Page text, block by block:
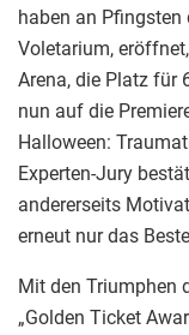
haben an Pfingsten
Voletarium,
Arena, die Platz für
nun auf die
Halloween:
Experten-Jury
andererseits
erneut nur das
Mit den Triumphen
„Golden Ticket